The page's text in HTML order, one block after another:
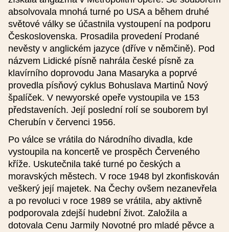
absolvovala mnohá turné po USA a během druhé
světové války se účastnila vystoupení na podporu
Československa. Prosadila provedení Prodané
nevěsty v anglickém jazyce (dříve v němčině). Pod
názvem Lidické písně nahrála české písně za
klavírního doprovodu Jana Masaryka a poprvé
provedla písňový cyklus Bohuslava Martinů Nový
špalíček. V newyorské opeře vystoupila ve 153
představeních. Její poslední rolí se souborem byl
Cherubín v červenci 1956.
Po válce se vrátila do Národního divadla, kde
vystoupila na koncertě ve prospěch Červeného
kříže. Uskutečnila také turné po českých a
moravských městech. V roce 1948 byl zkonfiskován
veškerý její majetek. Na Čechy ovšem nezanevřela
a po revoluci v roce 1989 se vrátila, aby aktivně
podporovala zdejší hudební život. Založila a
dotovala Cenu Jarmily Novotné pro mladé pěvce a
Typ události
Obrázek (nepovinné), optimálně 624 x 412 px
Jde o akci konanou v rámci projektu
Smetana200
Webová stránka (česky)
Webová stránka (anglicky)
Popis (50-230 znaků) (česky)